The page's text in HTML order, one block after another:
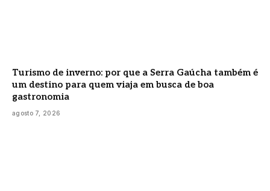
Turismo de inverno: por que a Serra Gaúcha também é
um destino para quem viaja em busca de boa
gastronomia
agosto 7, 2026